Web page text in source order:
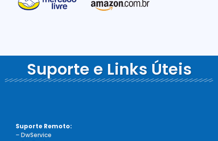
Suporte e Links Úteis
Suporte Remoto:
–DwService